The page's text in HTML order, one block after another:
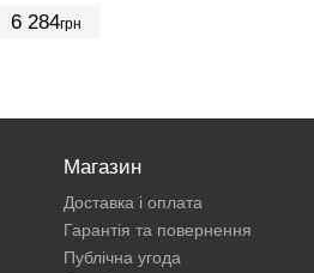
6 284грн
Магазин
Доставка і оплата
Гарантія та повернення
Публічна угода